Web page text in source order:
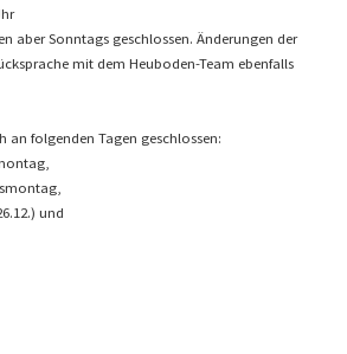
aber Sonntags geschlossen. Änderungen der
mit dem Heuboden-Team ebenfalls
an folgenden Tagen geschlossen:
und